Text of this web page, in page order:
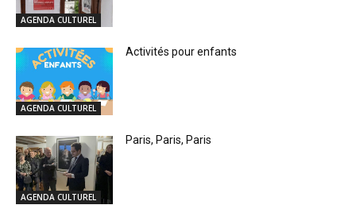
AGENDA CULTUREL
AGENDA CULTUREL
Activités pour enfants
AGENDA CULTUREL
Paris, Paris, Paris